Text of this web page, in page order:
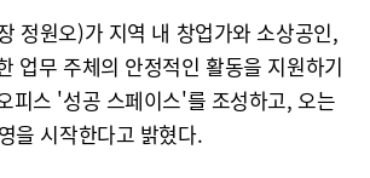
정원오)가 지역 내 창업가와 소상공인,
업무 주체의 안정적인 활동을 지원하기
피스 '성공 스페이스'를 조성하고, 오는
을 시작한다고 밝혔다.